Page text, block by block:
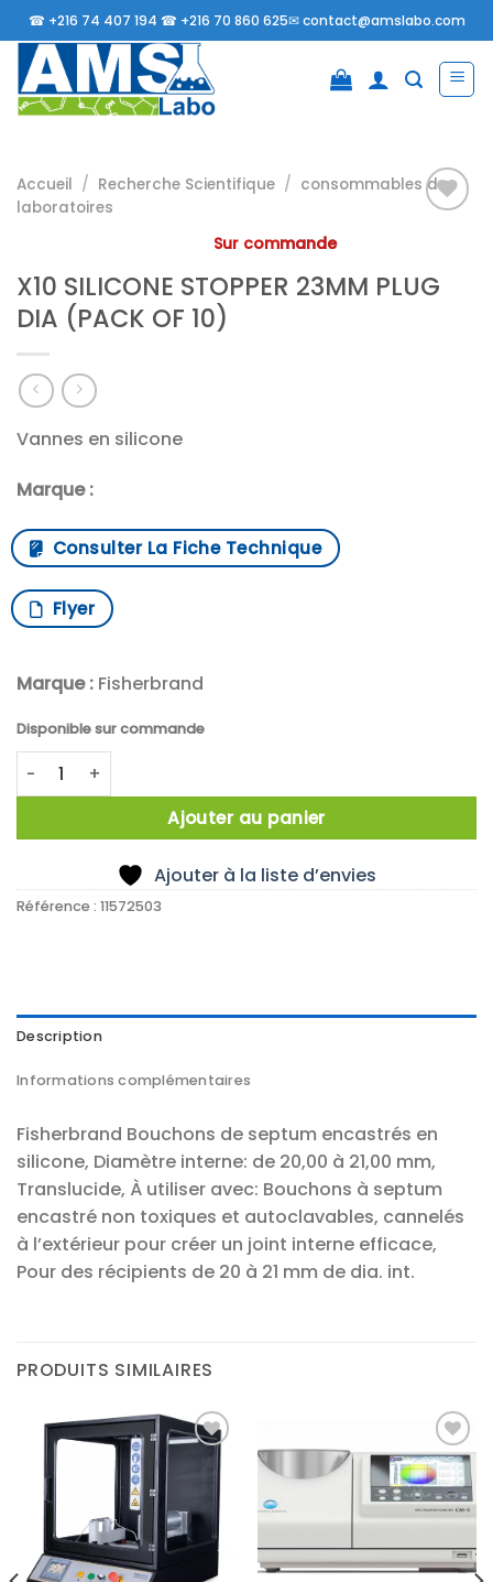
Passer
au
contenu
☎ +216 74 407 194 ☎ +216 70 860 625✉contact@amslabo.com
à la
Accueil / Recherche Scientifique / consommables da
laboratoires
Sur commande
X10 SILICONE STOPPER 23MM PLUG
DIA (PACK OF 10)
Vannes en silicone
Marque :
Consulter La Fiche Technique
Flyer
Marque : Fisherbrand
Disponible sur commande
quantité de X10 SILICONE STOPPER 23MM PLUG DIA (PACK
Ajouter au panier
Ajouter à la liste d’envies
Référence : 11572503
Description
Informations complémentaires
Fisherbrand Bouchons de septum encastrés en
silicone, Diamètre interne: de 20,00 à 21,00 mm,
Translucide, À utiliser avec: Bouchons à septum
encastré non toxiques et autoclavables, cannelés
à l’extérieur pour créer un joint interne efficace,
Pour des récipients de 20 à 21 mm de dia. int.
PRODUITS SIMILAIRES
Ajouter
à la liste
d’envies
Ajouter
à la liste